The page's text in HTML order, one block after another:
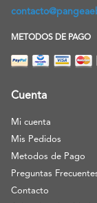
METODOS DE PAGO
Cuenta
Mi cuenta
Mis Pedidos
Metodos de Pago
Preguntas
Contacto